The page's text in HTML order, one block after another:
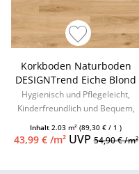
Korkboden Naturboden
DESIGNTrend Eiche Blond
Hygienisch und Pflegeleicht,
Kinderfreundlich und Bequem,
hoher Feuchtigkeitsschutz,
Keramiklack,...
Inhalt2.03 m²(89,30 € / 1 )
43,99 € /m²UVP54,90 € /m²